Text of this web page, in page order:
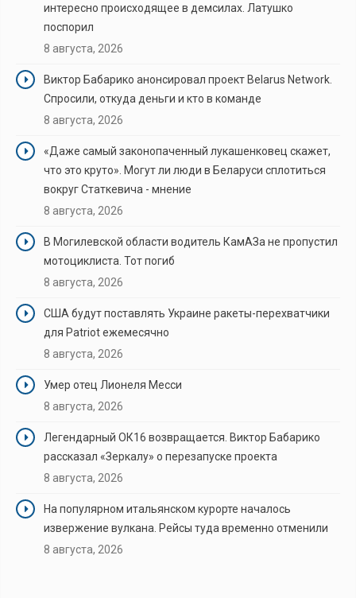
интересно происходящее в демсилах. Латушко
поспорил
8 августа, 2026
Виктор Бабарико анонсировал проект Belarus Network.
Спросили, откуда деньги и кто в команде
8 августа, 2026
«Даже самый законопаченный лукашенковец скажет,
что это круто». Могут ли люди в Беларуси сплотиться
вокруг Статкевича - мнение
8 августа, 2026
В Могилевской области водитель КамАЗа не пропустил
мотоциклиста. Тот погиб
8 августа, 2026
США будут поставлять Украине ракеты-перехватчики
для Patriot ежемесячно
8 августа, 2026
Умер отец Лионеля Месси
8 августа, 2026
Легендарный ОК16 возвращается. Виктор Бабарико
рассказал «Зеркалу» о перезапуске проекта
8 августа, 2026
На популярном итальянском курорте началось
извержение вулкана. Рейсы туда временно отменили
8 августа, 2026